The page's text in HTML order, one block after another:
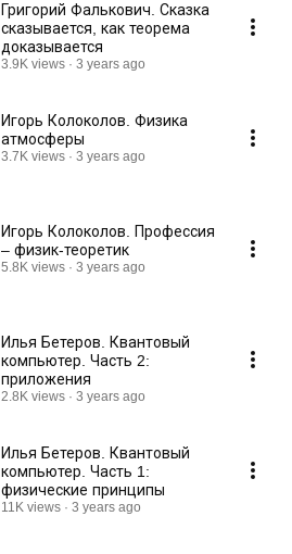
Григорий Фалькович. Сказка
сказывается, как теорема
доказывается
3.9K views 3 years ago
Игорь Колоколов. Физика
атмосферы
3.7K views 3 years ago
Игорь Колоколов. Профессия
– физик-теоретик
5.8K views 3 years ago
Илья Бетеров. Квантовый
компьютер. Часть 2:
приложения
2.8K views 3 years ago
Илья Бетеров. Квантовый
компьютер. Часть 1:
физические принципы
11K views 3 years ago